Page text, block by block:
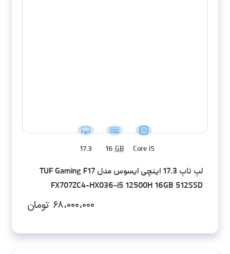
Core i5
16GB
17.3
لپ تاپ 17.3 اینچی ایسوس مدل TUF Gaming F17
FX707ZC4-HX036-i5 12500H 16GB 512SSD
۶۸،۰۰۰،۰۰۰ تومان